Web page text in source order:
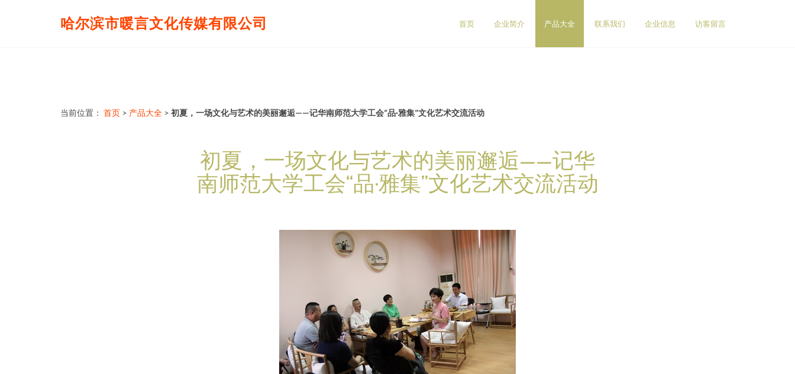
哈尔滨市暖言文化传媒有限公司 首页 企业简介 产品大全 联系我们 企业信息 访客留言
当前位置： 首页 > 产品大全 > 初夏，一场文化与艺术的美丽邂逅——记华南师范大学工会“品·雅集”文化艺术交流活动
初夏，一场文化与艺术的美丽邂逅——记华
南师范大学工会“品·雅集”文化艺术交流活动